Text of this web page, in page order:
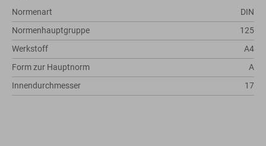
Normenart
DIN
Normenhauptgruppe
125
Werkstoff
A4
Form zur Hauptnorm
A
Innendurchmesser
17